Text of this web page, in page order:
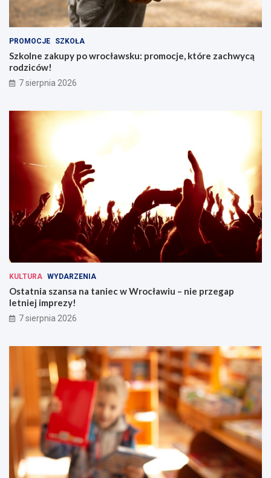
PROMOCJE SZKOŁA
Szkolne zakupy po wrocławsku: promocje, które zachwycą
rodziców!
7 sierpnia 2026
KULTURA WYDARZENIA
Ostatnia szansa na taniec w Wrocławiu – nie przegap
letniej imprezy!
7 sierpnia 2026